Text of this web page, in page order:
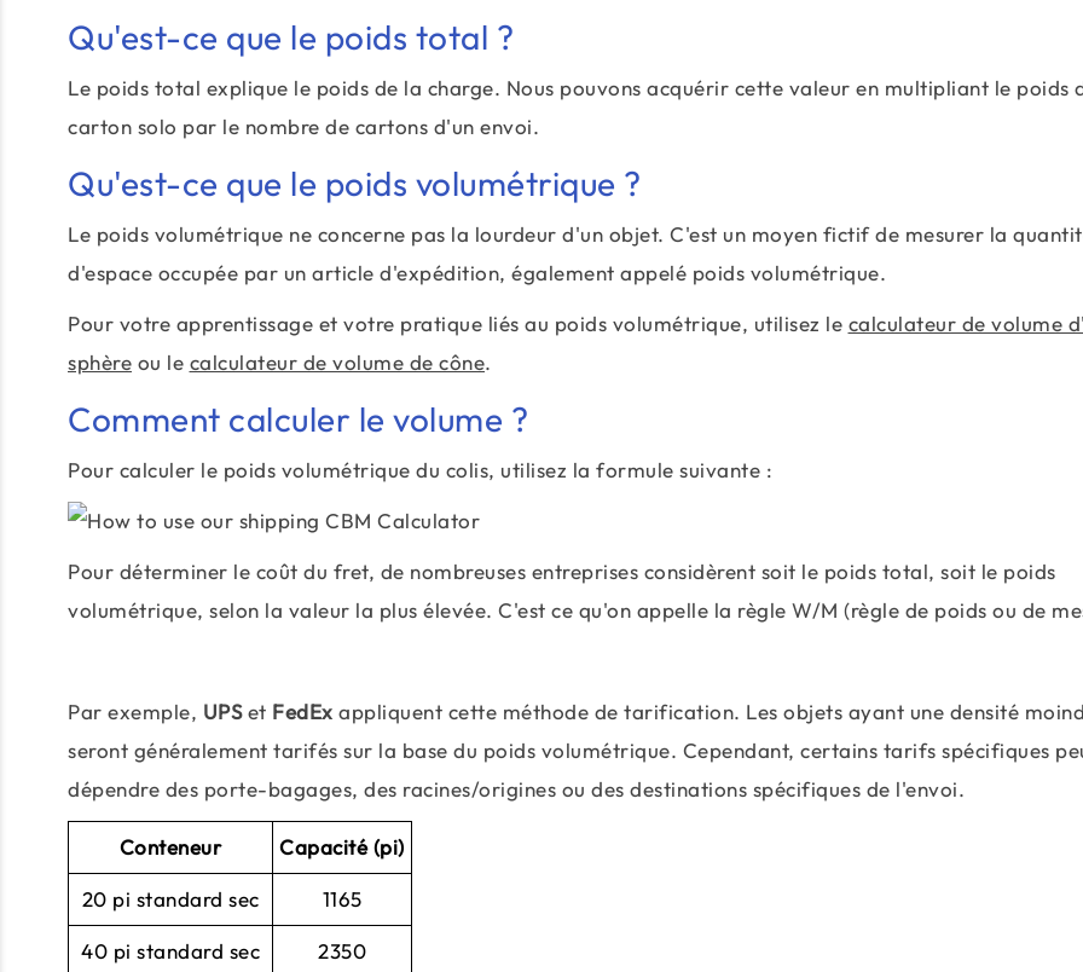
Qu'est-ce que le poids total ?
Le poids total explique le poids de la charge. Nous pouvons acquérir cette valeur en multipliant le poids
carton solo par le nombre de cartons d'un envoi.
Qu'est-ce que le poids volumétrique ?
Le poids volumétrique ne concerne pas la lourdeur d'un objet. C'est un moyen fictif de mesurer la
d'espace occupée par un article d'expédition, également appelé poids volumétrique.
Pour votre apprentissage et votre pratique liés au poids volumétrique, utilisez le calculateur de volume
sphère ou le calculateur de volume de cône.
Comment calculer le volume ?
Pour calculer le poids volumétrique du colis, utilisez la formule suivante :
Pour déterminer le coût du fret, de nombreuses entreprises considèrent soit le poids total, soit le poids
volumétrique, selon la valeur la plus élevée. C'est ce qu'on appelle la règle W/M (règle de poids ou de
Par exemple, UPSet FedEx appliquent cette méthode de tarification. Les objets ayant une densité
seront généralement tarifés sur la base du poids volumétrique. Cependant, certains tarifs spécifiques
dépendre des porte-bagages, des racines/origines ou des destinations spécifiques de l'envoi.
Conteneur Capacité (pi)
20 pi standard sec 1165
40 pi standard sec 2350